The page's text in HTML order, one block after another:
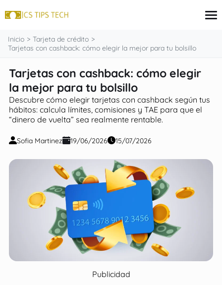
Tarjeta de crédito
Finanzas
Programas sociales
Inversiones
Préstamos
Inicio
Tarjeta de crédito
Tarjetas con cashback: cómo elegir la mejor para tu bolsillo
Tarjetas con cashback: cómo elegir
la mejor para tu bolsillo
Descubre cómo elegir tarjetas con cashback según tus
hábitos: calcula límites, comisiones y TAE para que el
“dinero de vuelta” sea realmente rentable.
Sofia Martinez 19/06/2026 15/07/2026
Publicidad